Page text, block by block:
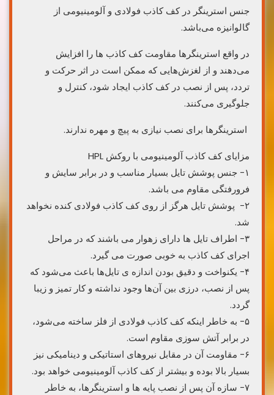
جنس استرینگر در کف کاذب فولادی و آلومینیومی از
گالوانیزه می‌باشد.
در واقع استرینگرها مقاومت کف کاذب‎ ها را افزایش
می‌دهند و از لغزش‌هایی که ممکن است در اثر حرکت و
تردد، پس از نصب در کف کاذب ایجاد شود، کنترل و
جلوگیری می‌کنند.
استرینگرها برای نصب نیازی به پیچ و مهره ندارند.
مزایای کف کاذب آلومینیومی با روکش HPL
۱- جنس پوشش تایل بسیار مناسب و در برابر سایش و
فرورفتگی مقاوم می باشد.
۲- پوشش تایل هرگز از روی کف کاذب فولادی کنده نخواهد
شد.
۳- اطراف تایل ها دارای زهوار می باشند که در مراحل
اجرای کف کاذب به خوبی صورت می گیرد.
۴- یکنواخت و دقیق بودن اندازه ی تایل‌ها باعث می‌شود که
پس از نصب، درزی بین آن‌ها وجود نداشته و کار تمیز و زیبا
گردد.
۵- به خاطر اینکه کف کاذب فولادی از فلز ساخته می‌شود،
در برابر آتش سوزی مقاوم است.
۶- مقاومت آن در مقابل نیروهای استاتیکی و دینامیکی نیز
بسیار بالا بوده و بیشتر از کف کاذب آلومینیومی خواهد بود.
۷- سازه آن پس از نصب پایه ها و استرینگرها، به خاطر